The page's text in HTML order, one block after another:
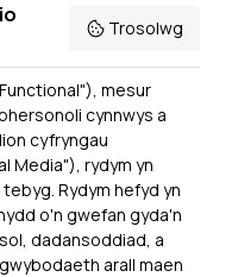
Translate
Trosolwg
mesur
cynnwys a
cyfryngau
Media"), rydym yn
Rydym hefyd yn
o'n gwefan gyda'n
dadansoddiad, a
arall maen